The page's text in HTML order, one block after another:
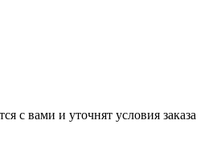
с вами и уточнят условия заказа